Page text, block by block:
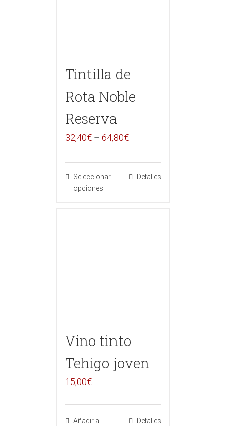
Tintilla de
Rota Noble
Reserva
32,40€– 64,80€
Seleccionar
opciones
Detalles
Vino tinto
Tehigo joven
15,00€
Añadir al
Detalles